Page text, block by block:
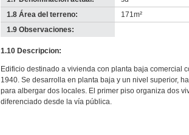
1.8 Área del terreno:
171m²
1.9 Observaciones:
1.10 Descripcion:
Edificio destinado a vivienda con planta baja comercial
1940. Se desarrolla en planta baja y un nivel superior,
para albergar dos locales. El primer piso organiza dos
diferenciado desde la vía pública.